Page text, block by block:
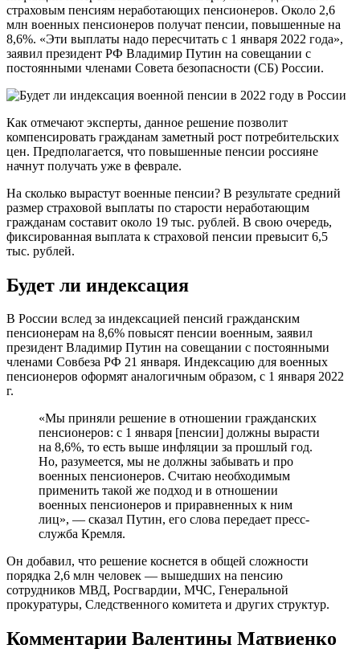
страховым пенсиям неработающих пенсионеров. Около 2,6
млн военных пенсионеров получат пенсии, повышенные на
8,6%. «Эти выплаты надо пересчитать с 1 января 2022 года»,
заявил президент РФ Владимир Путин на совещании с
постоянными членами Совета безопасности (СБ) России.
Как отмечают эксперты, данное решение позволит
компенсировать гражданам заметный рост потребительских
цен. Предполагается, что повышенные пенсии россияне
начнут получать уже в феврале.
На сколько вырастут военные пенсии? В результате средний
размер страховой выплаты по старости неработающим
гражданам составит около 19 тыс. рублей. В свою очередь,
фиксированная выплата к страховой пенсии превысит 6,5
тыс. рублей.
Будет ли индексация
В России вслед за индексацией пенсий гражданским
пенсионерам на 8,6% повысят пенсии военным, заявил
президент Владимир Путин на совещании с постоянными
членами Совбеза РФ 21 января. Индексацию для военных
пенсионеров оформят аналогичным образом, с 1 января 2022
г.
«Мы приняли решение в отношении гражданских
пенсионеров: с 1 января [пенсии] должны вырасти
на 8,6%, то есть выше инфляции за прошлый год.
Но, разумеется, мы не должны забывать и про
военных пенсионеров. Считаю необходимым
применить такой же подход и в отношении
военных пенсионеров и приравненных к ним
лиц», — сказал Путин, его слова передает пресс-
служба Кремля.
Он добавил, что решение коснется в общей сложности
порядка 2,6 млн человек — вышедших на пенсию
сотрудников МВД, Росгвардии, МЧС, Генеральной
прокуратуры, Следственного комитета и других структур.
Комментарии Валентины Матвиенко